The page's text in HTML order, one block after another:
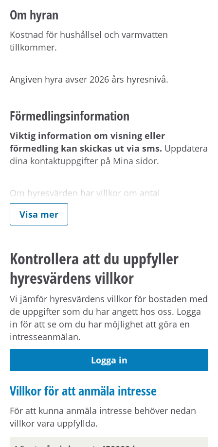
Om hyran
Kostnad för hushållsel och varmvatten
tillkommer.
Angiven hyra avser 2026 års hyresnivå.
Förmedlingsinformation
Viktig information om visning eller
förmedling kan skickas ut via sms. Uppdatera
dina kontaktuppgifter på Mina sidor.
Om hyresvärden har villkor om antal
hushållsmedlemmar hämtar och behandlar vi
familjeuppgifter om dig, din registrerade
Observera att om inflyttningsdatumet infaller på
en helgdag eller en röd dag sker inflyttning
nästkommande vardag.
Om din anställning inte är i Stockholmsområdet
behöver du visa att din arbetsplats ligger inom
behöver de beställa ett familjebevis från
Visa mer
Kontrollera att du uppfyller
hyresvärdens villkor
Vi jämför hyresvärdens villkor för bostaden med
de uppgifter som du har angett hos oss. Logga
in för att se om du har möjlighet att göra en
intresseanmälan.
Logga in
Villkor för att anmäla intresse
För att kunna anmäla intresse behöver nedan
villkor vara uppfyllda.